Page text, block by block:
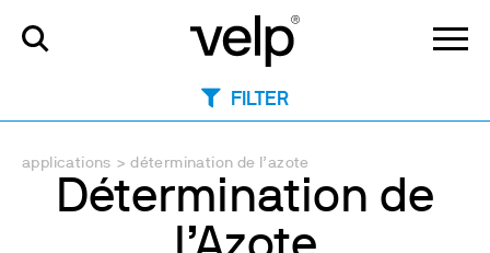
applications > détermination de l’azote
Détermination de
FILTER